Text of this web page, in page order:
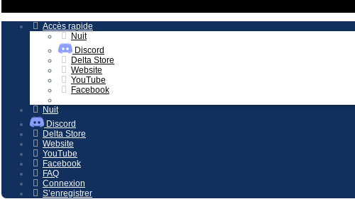
Accès rapide
Nuit
Discord
Delta Store
Website
YouTube
Facebook
Nuit
Discord
Delta Store
Website
YouTube
Facebook
FAQ
Connexion
S’enregistrer